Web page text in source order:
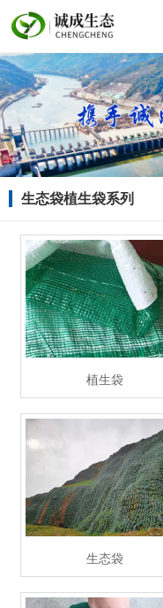
生态袋植生袋系列
植生袋
生态袋